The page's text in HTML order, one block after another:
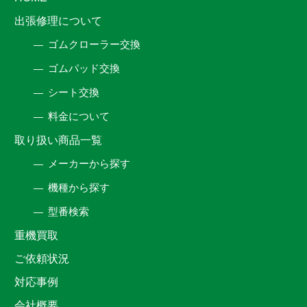
出張修理について
ゴムクローラー交換
ゴムパッド交換
シート交換
料金について
取り扱い商品一覧
メーカーから探す
機種から探す
型番検索
重機買取
ご依頼状況
対応事例